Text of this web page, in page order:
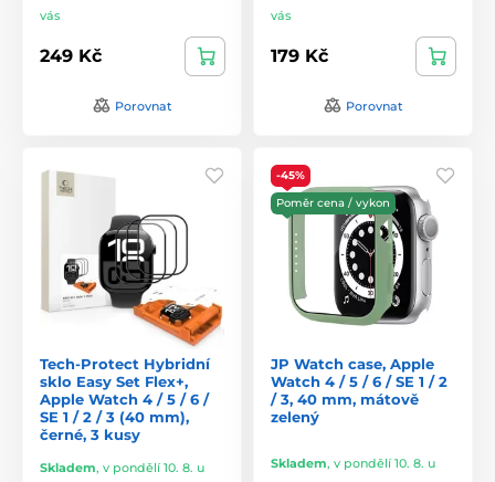
vás
249 Kč
Porovnat
vás
179 Kč
Porovnat
Tech-Protect Hybridní
sklo Easy Set Flex+,
Apple Watch 4 / 5 / 6 /
SE 1 / 2 / 3 (40 mm),
černé, 3 kusy
Skladem, v pondělí 10. 8. u
-45%
Poměr cena / vykon
JP Watch case, Apple
Watch 4 / 5 / 6 / SE 1 / 2
/ 3, 40 mm, mátově
zelený
Skladem, v pondělí 10. 8. u